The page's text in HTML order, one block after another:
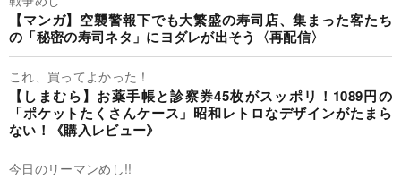
【マンガ】空襲警報下でも大繁盛の寿司店、集まった客たち
の「秘密の寿司ネタ」にヨダレが出そう〈再配信〉
これ、買ってよかった！
【しまむら】お薬手帳と診察券45枚がスッポリ！1089円の
「ポケットたくさんケース」昭和レトロなデザインがたまら
ない！《購入レビュー》
今日のリーマンめし!!